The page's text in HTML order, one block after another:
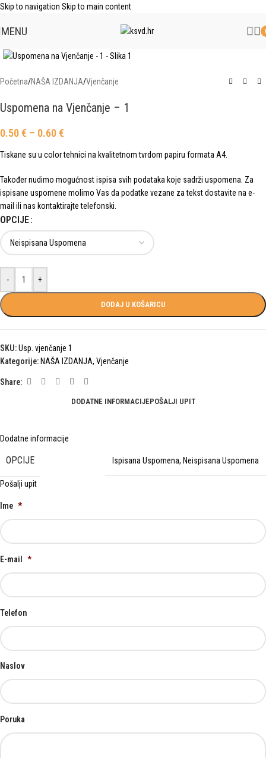
Skip to navigation Skip to main content
MENU
Početna/NAŠA IZDANJA/Vjenčanje
Uspomena na Vjenčanje – 1
0.50€ – 0.60€
Tiskane su u color tehnici na kvalitetnom tvrdom papiru formata A4.
Također nudimo mogućnost ispisa svih podataka koje sadrži uspomena. Za
ispisane uspomene molimo Vas da podatke vezane za tekst dostavite na e-
mail ili nas kontaktirajte telefonski.
OPCIJE
- +
DODAJ U KOŠARICU
SKU:Usp. vjenčanje 1
Kategorije: NAŠA IZDANJA, Vjenčanje
Share:
DODATNE INFORMACIJEPOŠALJI UPIT
Dodatne informacije
OPCIJE Ispisana Uspomena, Neispisana Uspomena
Pošalji upit
Ime *
E-mail *
Telefon
Naslov
Poruka